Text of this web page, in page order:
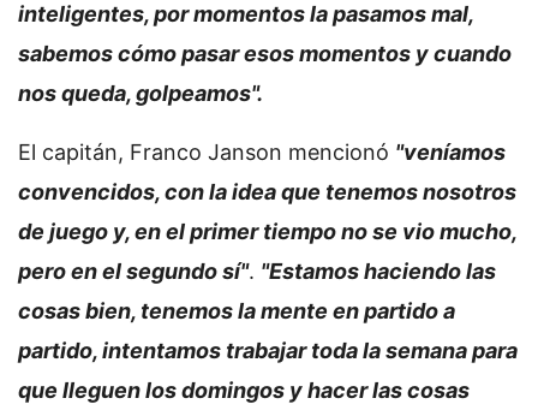
inteligentes, por momentos la pasamos mal,
sabemos cómo pasar esos momentos y cuando
nos queda, golpeamos".
El capitán, Franco Janson mencionó "veníamos
convencidos, con la idea que tenemos nosotros
de juego y, en el primer tiempo no se vio mucho,
pero en el segundo sí". "Estamos haciendo las
cosas bien, tenemos la mente en partido a
partido, intentamos trabajar toda la semana para
que lleguen los domingos y hacer las cosas